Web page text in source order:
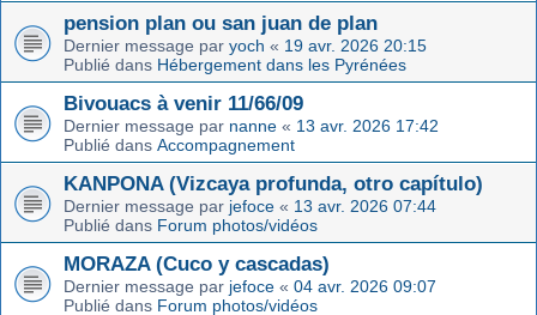
pension plan ou san juan de plan
Dernier message par yoch « 19 avr. 2026 20:15
Publié dans Hébergement dans les Pyrénées
Bivouacs à venir 11/66/09
Dernier message par nanne « 13 avr. 2026 17:42
Publié dans Accompagnement
KANPONA (Vizcaya profunda, otro capítulo)
Dernier message par jefoce « 13 avr. 2026 07:44
Publié dans Forum photos/vidéos
MORAZA (Cuco y cascadas)
Dernier message par jefoce « 04 avr. 2026 09:07
Publié dans Forum photos/vidéos